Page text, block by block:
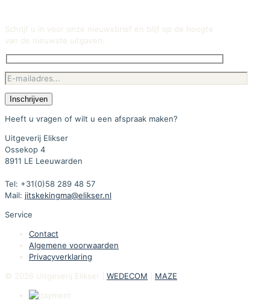
Schrijf u in voor onze nieuwsbrief en blijf op de hoogte
van de nieuwste uitgaven.
Heeft u vragen of wilt u een afspraak maken?
Uitgeverij Elikser
Ossekop 4
8911 LE Leeuwarden
Tel: +31(0)58 289 48 57
Mail: jitskekingma@elikser.nl
Service
Contact
Algemene voorwaarden
Privacyverklaring
© 2026 Uitgeverij Elikser | WEDECOM MAZE